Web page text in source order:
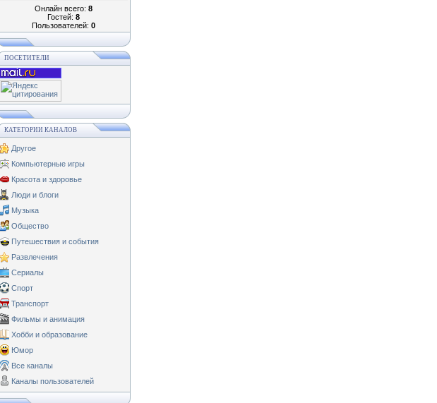
Онлайн всего: 8
Гостей: 8
Пользователей: 0
ПОСЕТИТЕЛИ
КАТЕГОРИИ КАНАЛОВ
Другое
Компьютерные игры
Красота и здоровье
Люди и блоги
Музыка
Общество
Путешествия и события
Развлечения
Сериалы
Спорт
Транспорт
Фильмы и анимация
Хобби и образование
Юмор
Все каналы
Каналы пользователей